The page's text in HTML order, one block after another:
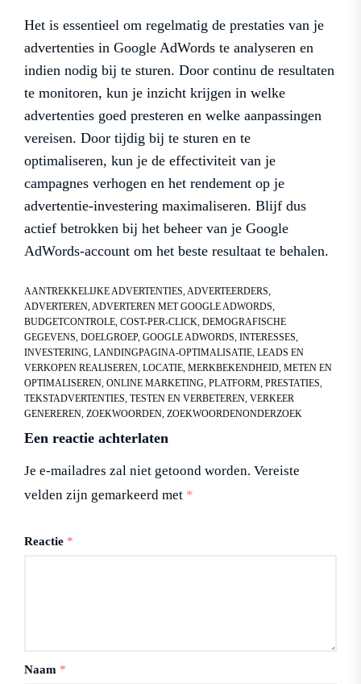
Het is essentieel om regelmatig de prestaties van je
advertenties in Google AdWords te analyseren en
indien nodig bij te sturen. Door continu de resultaten
te monitoren, kun je inzicht krijgen in welke
advertenties goed presteren en welke aanpassingen
vereisen. Door tijdig bij te sturen en te
optimaliseren, kun je de effectiviteit van je
campagnes verhogen en het rendement op je
advertentie-investering maximaliseren. Blijf dus
actief betrokken bij het beheer van je Google
AdWords-account om het beste resultaat te behalen.
AANTREKKELIJKE ADVERTENTIES ADVERTEERDERS
ADVERTEREN ADVERTEREN MET GOOGLE ADWORDS
BUDGETCONTROLE COST-PER-CLICK DEMOGRAFISCHE
GEGEVENS DOELGROEP, GOOGLE ADWORDS INTERESSES
INVESTERING LANDINGPAGINA-OPTIMALISATIE LEADS EN
VERKOPEN REALISEREN LOCATIE MERKBEKENDHEID METEN EN
OPTIMALISEREN ONLINE MARKETING PLATFORM PRESTATIES
TEKSTADVERTENTIES TESTEN EN VERBETEREN VERKEER
GENEREREN ZOEKWOORDEN ZOEKWOORDENONDERZOEK
Een reactie achterlaten
Je e-mailadres zal niet getoond worden. Vereiste
velden zijn gemarkeerd met *
Reactie *
Naam *